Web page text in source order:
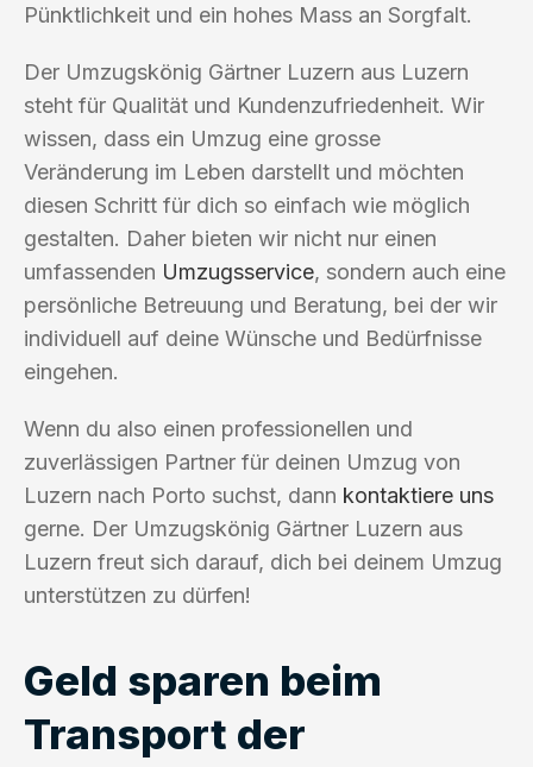
Pünktlichkeit und ein hohes Mass an Sorgfalt.
Der Umzugskönig Gärtner Luzern aus Luzern
steht für Qualität und Kundenzufriedenheit. Wir
wissen, dass ein Umzug eine grosse
Veränderung im Leben darstellt und möchten
diesen Schritt für dich so einfach wie möglich
gestalten. Daher bieten wir nicht nur einen
umfassenden Umzugsservice, sondern auch eine
persönliche Betreuung und Beratung, bei der wir
individuell auf deine Wünsche und Bedürfnisse
eingehen.
Wenn du also einen professionellen und
zuverlässigen Partner für deinen Umzug von
Luzern nach Porto suchst, dann kontaktiere uns
gerne. Der Umzugskönig Gärtner Luzern aus
Luzern freut sich darauf, dich bei deinem Umzug
unterstützen zu dürfen!
Geld sparen beim
Transport der